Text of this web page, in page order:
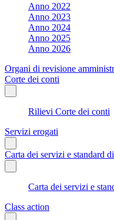
Anno 2022
Anno 2023
Anno 2024
Anno 2025
Anno 2026
Organi di revisione
Corte dei conti
Rilievi Corte dei conti
Servizi erogati
Carta dei servizi e standard
Carta dei servizi e
Class action